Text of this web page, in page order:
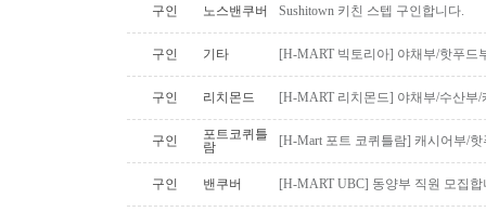
구인 노스밴쿠버 Sushitown 키친 스텝 구인합니다.
구인 기타 [H-MART 빅토리아] 야채부/핫푸드
구인 리치몬드 [H-MART 리치몬드] 야채부/수산부
구인
포트코퀴틀
람
[H-Mart 포트 코퀴틀람] 캐시어부/
구인 밴쿠버 [H-MART UBC] 동양부 직원 모집합